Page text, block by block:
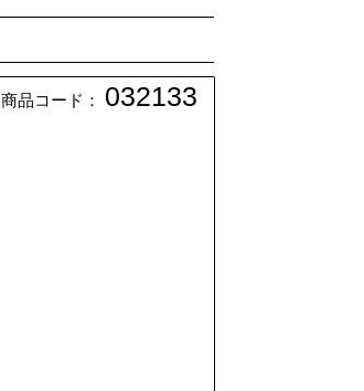
商品コード： 032133